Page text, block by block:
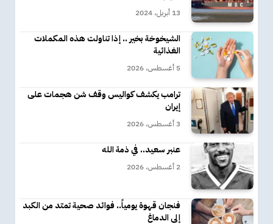
13 أبريل، 2024
الشيخوخة بخير .. إذا تناولت هذه المكملات
الغذائية
5 أغسطس، 2026
ترامب يكشف كواليس وقف شن هجمات على
إيران
3 أغسطس، 2026
عنبر سعيد.. في ذمة الله
2 أغسطس، 2026
فنجان قهوة يومياً.. فوائد صحية تمتد من الكبد
إلى الدماغ